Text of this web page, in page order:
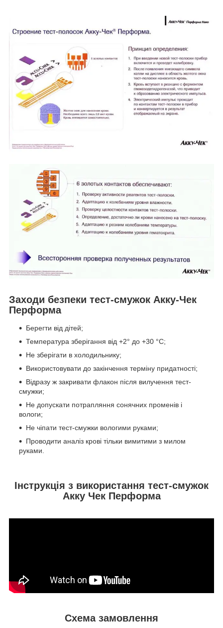
Заходи безпеки тест-смужок Акку-Чек
Перформа
Берегти від дітей;
Температура зберігання від +2° до +30 °C;
Не зберігати в холодильнику;
Використовувати до закінчення терміну придатності;
Відразу ж закривати флакон після вилучення тест-
смужки;
Не допускати потрапляння сонячних променів і
вологи;
Не чіпати тест-смужки вологими руками;
Проводити аналіз крові тільки вимитими з милом
руками.
Інструкція з використання тест-смужок
Акку Чек Перформа
Схема замовлення